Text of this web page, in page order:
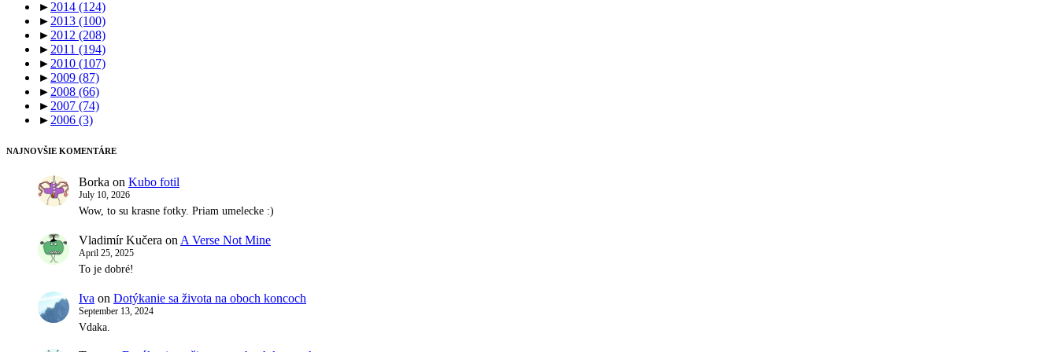
► 2014 (124)
► 2013 (100)
► 2012 (208)
► 2011 (194)
► 2010 (107)
► 2009 (87)
► 2008 (66)
► 2007 (74)
► 2006 (3)
NAJNOVŠIE KOMENTÁRE
Borka on Kubo fotil
July 10, 2026
Wow, to su krasne fotky. Priam umelecke :)
Vladimír Kučera on A Verse Not Mine
April 25, 2025
To je dobré!
Iva on Dotýkanie sa života na oboch koncoch
September 13, 2024
Vdaka.